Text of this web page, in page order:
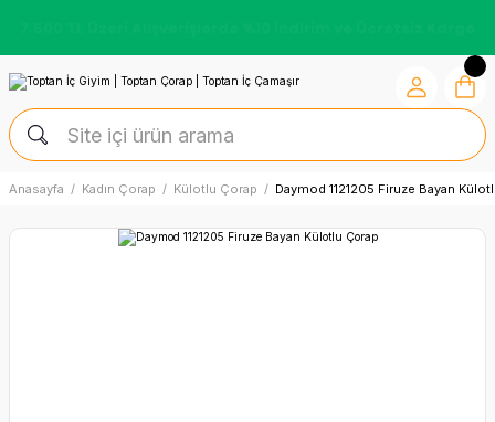
Anasayfa Kadın Çorap Külotlu Çorap Daymod 1121205 Firuze Bayan